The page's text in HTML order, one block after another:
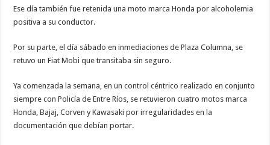
Ese día también fue retenida una moto marca Honda por alcoholemia
positiva a su conductor.
Por su parte, el día sábado en inmediaciones de Plaza Columna, se
retuvo un Fiat Mobi que transitaba sin seguro.
Ya comenzada la semana, en un control céntrico realizado en conjunto
siempre con Policía de Entre Ríos, se retuvieron cuatro motos marca
Honda, Bajaj, Corven y Kawasaki por irregularidades en la
documentación que debían portar.